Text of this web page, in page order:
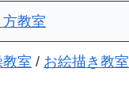
教室
室 / お絵描き教室